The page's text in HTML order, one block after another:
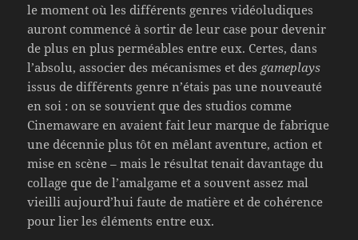
le moment où les différents genres vidéoludiques
auront commencé à sortir de leur case pour devenir
de plus en plus perméables entre eux. Certes, dans
l’absolu, associer des mécanismes et des gameplays
issus de différents genre n’étais pas une nouveauté
en soi : on se souvient que des studios comme
Cinemaware en avaient fait leur marque de fabrique
une décennie plus tôt en mêlant aventure, action et
mise en scène – mais le résultat tenait davantage du
collage que de l’amalgame et a souvent assez mal
vieilli aujourd’hui faute de matière et de cohérence
pour lier les éléments entre eux.